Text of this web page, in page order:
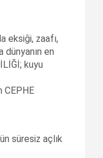
eksiği, zaafı,
dünyanın en
kuyu
CEPHE
süresiz açlık